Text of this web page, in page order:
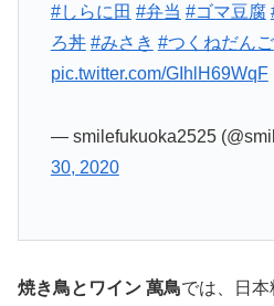
#しらに田 #弁当 #ゴマ豆腐
ろ丼 #みさき #つくねだんご
pic.twitter.com/GIhlH69WqF
— smilefukuoka2525
30, 2020
焼き鳥とワイン 萬鳥では、日